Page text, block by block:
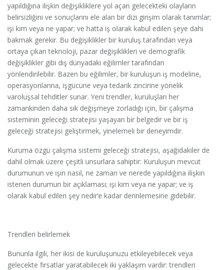
yapıldığına ilişkin değişikliklere yol açan gelecekteki olayların
belirsizliğini ve sonuçlarını ele alan bir dizi girişim olarak tanımlar;
işi kim veya ne yapar; ve hatta iş olarak kabul edilen şeye dahi
bakmak gerekir. Bu değişiklikler bir kuruluş tarafından veya
ortaya çıkan teknoloji, pazar değişiklikleri ve demografik
değişiklikler gibi dış dünyadaki eğilimler tarafından
yönlendirilebilir. Bazen bu eğilimler, bir kuruluşun iş modeline,
operasyonlarına, işgücüne veya tedarik zincirine yönelik
varoluşsal tehditler sunar. Yeni trendler, kuruluşları her
zamankinden daha sık değişmeye zorladığı için, bir çalışma
sisteminin geleceği stratejisi yaşayan bir belgedir ve bir iş
geleceği stratejisi geliştirmek, yinelemeli bir deneyimdir.
Kuruma özgü çalışma sistemi geleceği stratejisi, aşağıdakiler de
dahil olmak üzere çeşitli unsurlara sahiptir: Kuruluşun mevcut
durumunun ve işin nasıl, ne zaman ve nerede yapıldığına ilişkin
istenen durumun bir açıklaması; işi kim veya ne yapar; ve iş
olarak kabul edilen şey nedir’e kadar derinlemesine gidebilir.
Trendleri belirlemek
Bununla ilgili, her ikisi de kuruluşunuzu etkileyebilecek veya
gelecekte fırsatlar yaratabilecek iki yaklaşım vardır: trendleri